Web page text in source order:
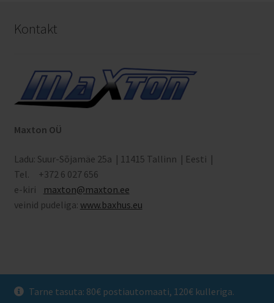
Tarne tasuta: 80€ postiautomaati, 120€ kulleriga.
Kontakt
Maxton OÜ
Ladu: Suur-Sõjamäe 25a | 11415 Tallinn | Eesti |
Tel. +372 6 027 656
e-kiri
maxton@maxton.ee
veinid pudeliga: www.baxhus.eu
Privaatsuspoliitika
Built with WooCommerce.